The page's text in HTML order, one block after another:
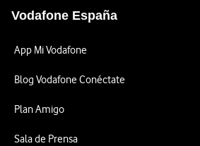
Vodafone España
App Mi Vodafone
Blog Vodafone Conéctate
Plan Amigo
Sala de Prensa